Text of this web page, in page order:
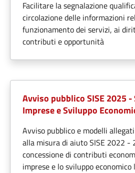
Facilitare la segnalazione
circolazione delle informazioni
funzionamento dei servizi, ai
contributi e opportunità
Avviso pubblico SISE 2025
Imprese e Sviluppo
Avviso pubblico e modelli
alla misura di aiuto SISE 2022 -
concessione di contributi
imprese e lo sviluppo